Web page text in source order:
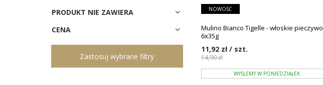
PRODUKT NIE ZAWIERA
CENA
Zastosuj wybrane filtry
NOWOŚĆ
Mulino Bianco Tigelle - włoskie pieczywo
6x35g
14,90 zł
11,92 zł / szt.
WYŚLEMY W PONIEDZIAŁEK